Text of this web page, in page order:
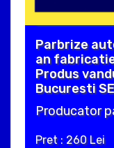
Parbrize
an fabricatie
Produs
Bucuresti
Producator
Pret : 260 Lei